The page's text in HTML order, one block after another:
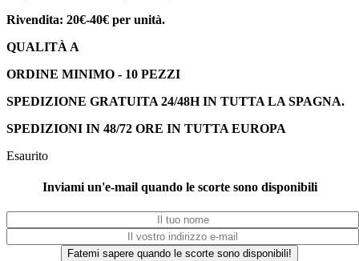
Rivendita: 20€-40€ per unità.
QUALITÀ A
ORDINE MINIMO - 10 PEZZI
SPEDIZIONE GRATUITA 24/48H IN TUTTA LA SPAGNA.
SPEDIZIONI IN 48/72 ORE IN TUTTA EUROPA
Esaurito
Inviami un'e-mail quando le scorte sono disponibili
Fatemi sapere quando le scorte sono disponibili!